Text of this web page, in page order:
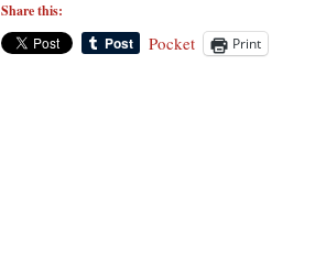
Share this:
Pocket Print